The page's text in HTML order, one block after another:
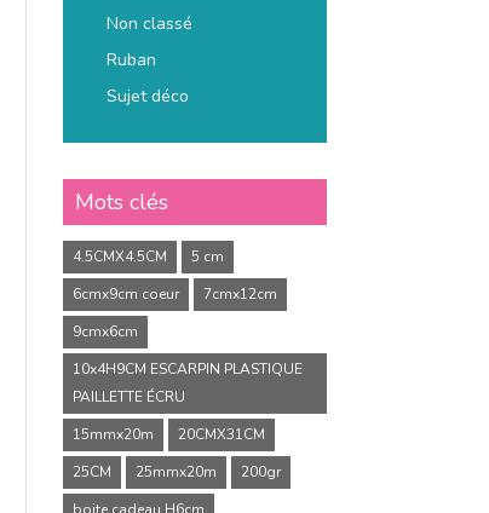
Non classé
Ruban
Sujet déco
Mots clés
4.5CMX4.5CM
5 cm
6cmx9cm coeur
7cmx12cm
9cmx6cm
10x4H9CM ESCARPIN PLASTIQUE
PAILLETTE ÉCRU
15mmx20m
20CMX31CM
25CM
25mmx20m
200gr
boite cadeau H6cm